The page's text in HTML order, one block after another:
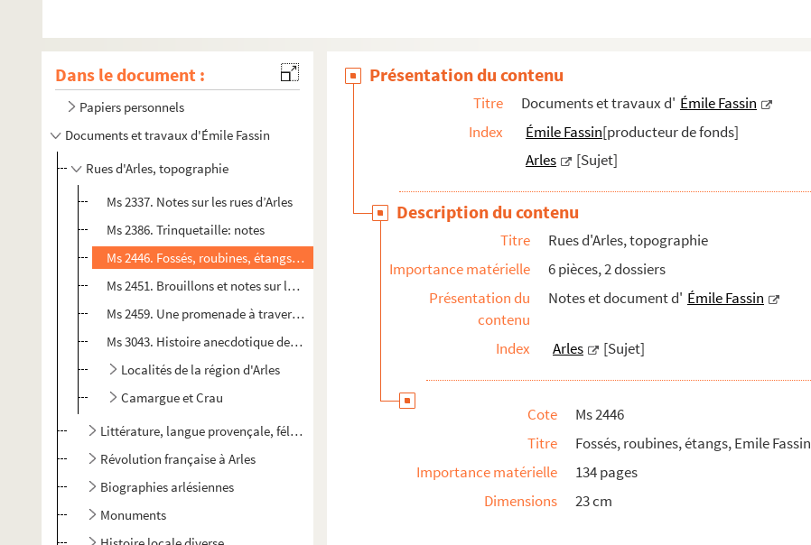
Dans le document :
Papiers personnels
Documents et travaux d'Émile Fassin
Rues d'Arles, topographie
Ms 2337. Notes sur les rues d’Arles
Ms 2386. Trinquetaille: notes
Ms 2446. Fossés, roubines, étangs, Emile Fassin
Ms 2451. Brouillons et notes sur les rues et les remparts d’Arles ayant servi à la préparation des documents ...
Ms 2459. Une promenade à travers le vieil Arles, Emile Fassin
Ms 3043. Histoire anecdotique des rues d’Arles par Emile Fassin. Coupures de presse et notes manuscrites
Localités de la région d'Arles
Camargue et Crau
Littérature, langue provençale, félibrige
Révolution française à Arles
Biographies arlésiennes
Monuments
Présentation du contenu
Titre Documents et travaux d' Émile Fassin
Index
Émile Fassin[producteur de fonds]
Arles
[Sujet]
Description du contenu
Titre
Rues d'Arles, topographie
Importance matérielle
6 pièces, 2 dossiers
Présentation du
contenu
Notes et document d' Émile Fassin
Index Arles [Sujet]
Cote
Ms 2446
Titre
Fossés, roubines, étangs, Emile Fassin
Importance matérielle
134 pages
Dimensions
23 cm